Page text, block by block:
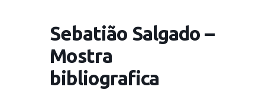
Sebatião Salgado –
Mostra
bibliografica